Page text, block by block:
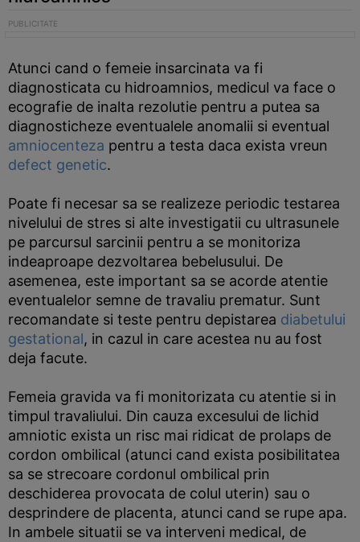
Atunci cand o femeie insarcinata va fi
diagnosticata cu hidroamnios, medicul va face o
ecografie de inalta rezolutie pentru a putea sa
diagnosticheze eventualele anomalii si eventual
amniocenteza pentru a testa daca exista vreun
defect genetic.
Poate fi necesar sa se realizeze periodic testarea
nivelului de stres si alte investigatii cu ultrasunele
pe parcursul sarcinii pentru a se monitoriza
indeaproape dezvoltarea bebelusului. De
asemenea, este important sa se acorde atentie
eventualelor semne de travaliu prematur. Sunt
recomandate si teste pentru depistarea diabetului
gestational, in cazul in care acestea nu au fost
deja facute.
Femeia gravida va fi monitorizata cu atentie si in
timpul travaliului. Din cauza excesului de lichid
amniotic exista un risc mai ridicat de prolaps de
cordon ombilical (atunci cand exista posibilitatea
sa se strecoare cordonul ombilical prin
deschiderea provocata de colul uterin) sau o
desprindere de placenta, atunci cand se rupe apa.
In ambele situatii se va interveni medical, de